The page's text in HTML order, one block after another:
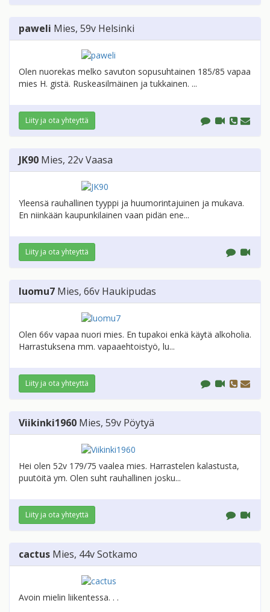
paweli Mies, 59v Helsinki
Olen nuorekas melko savuton sopusuhtainen 185/85 vapaa
mies H. gistä. Ruskeasilmäinen ja tukkainen. ...
Liity ja ota yhteyttä
JK90 Mies, 22vVaasa
Yleensä rauhallinen tyyppi ja huumorintajuinen ja mukava.
En niinkään kaupunkilainen vaan pidän ene...
Liity ja ota yhteyttä
luomu7 Mies, 66v Haukipudas
Olen 66v vapaa nuori mies. En tupakoi enkä käytä alkoholia.
Harrastuksena mm. vapaaehtoistyö, lu...
Liity ja ota yhteyttä
Viikinki1960 Mies, 59v Pöytyä
Hei olen 52v 179/75 vaalea mies. Harrastelen kalastusta,
puutöitä ym. Olen suht rauhallinen josku...
Liity ja ota yhteyttä
cactus Mies, 44vSotkamo
Avoin mielin liikentessa. . .